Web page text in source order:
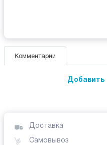
Комментарии
Добавить
Доставка
Самовывоз